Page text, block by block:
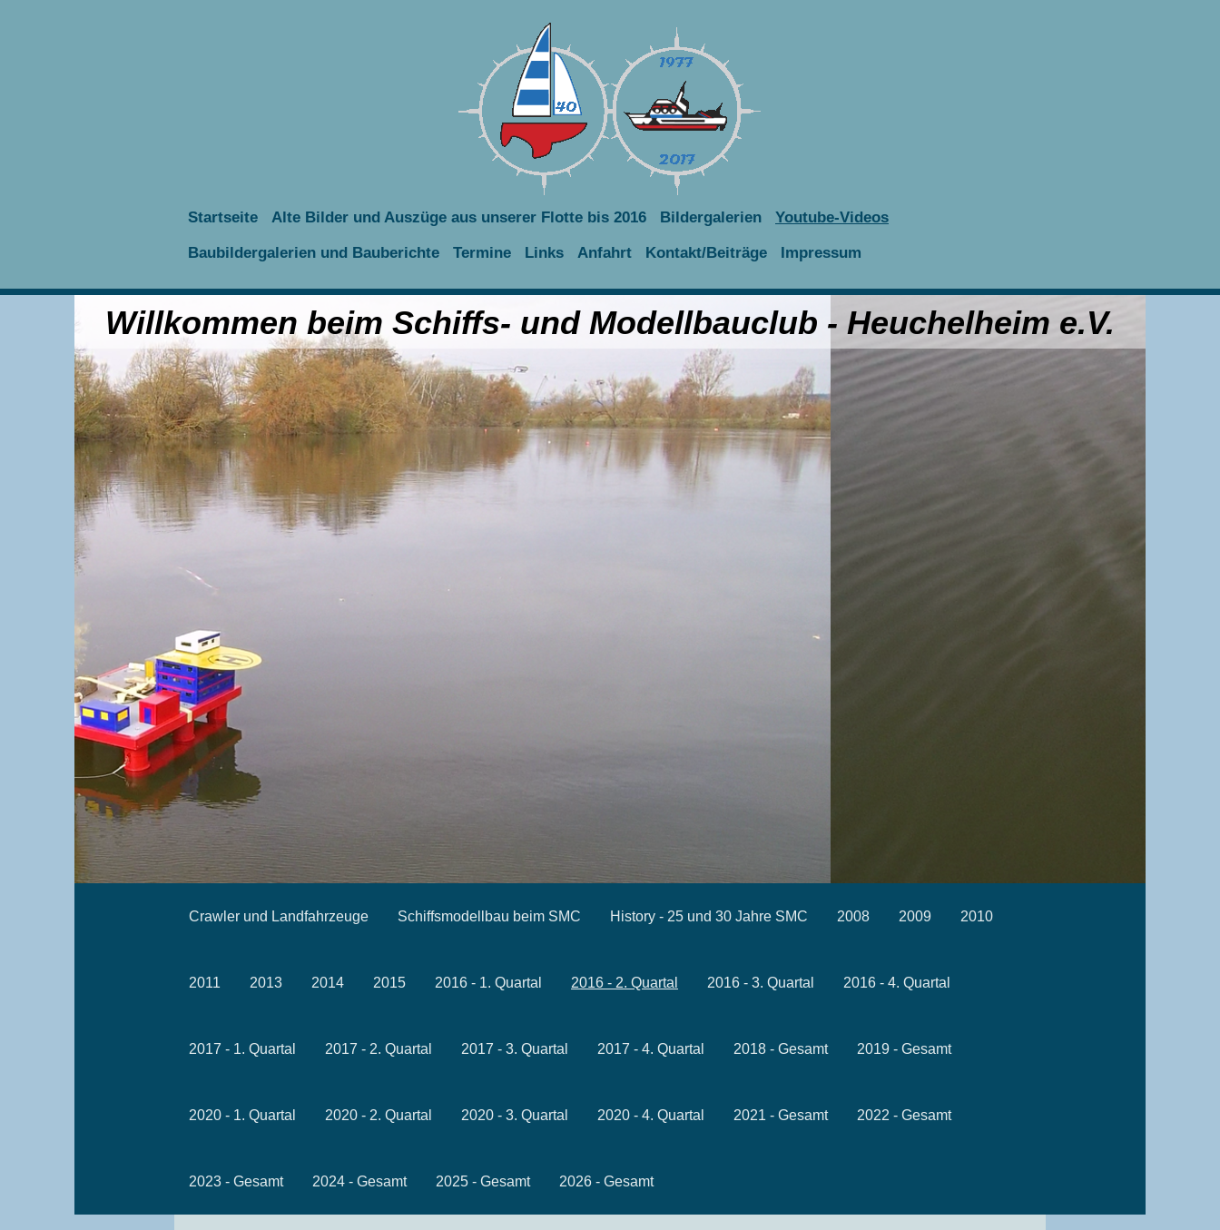
Startseite Alte Bilder und Auszüge aus unserer Flotte bis 2016 Bildergalerien Youtube-Videos
Baubildergalerien und Bauberichte Termine Links Anfahrt Kontakt/Beiträge Impressum
Willkommen beim Schiffs- und Modellbauclub - Heuchelheim e.V.
Crawler und Landfahrzeuge Schiffsmodellbau beim SMC History - 25 und 30 Jahre SMC 2008 2009 2010
2011 2013 2014 2015 2016 - 1. Quartal 2016 - 2. Quartal 2016 - 3. Quartal 2016 - 4. Quartal
2017 - 1. Quartal 2017 - 2. Quartal 2017 - 3. Quartal 2017 - 4. Quartal 2018 - Gesamt 2019 - Gesamt
2020 - 1. Quartal 2020 - 2. Quartal 2020 - 3. Quartal 2020 - 4. Quartal 2021 - Gesamt 2022 - Gesamt
2023 - Gesamt 2024 - Gesamt 2025 - Gesamt 2026 - Gesamt